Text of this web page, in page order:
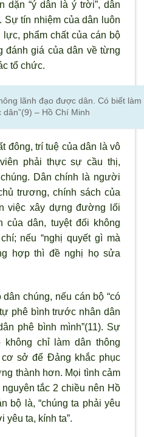
dặn “ý dân là ý trời”, dân
Sự tín nhiệm của dân luôn
phẩm chất của cán bộ
đánh giá của dân về từng
tổ chức.
lãnh đạo được dân. Có biết làm
– Hồ Chí Minh
đông, trí tuệ của dân là vô
phải thực sự cầu thị,
Dân chính là người
trương, chính sách của
việc xây dựng đường lối
của dân, tuyệt đối không
nếu “nghị quyết gì mà
hợp thì đề nghị họ sửa
chúng, nếu cán bộ “có
phê bình trước nhân dân
phê bình mình”(11). Sự
chỉ làm dân thông
ơ sở để Đảng khắc phục
thành hơn. Mọi tình cảm
tắc 2 chiều nên Hồ
bộ là, “chúng ta phải yêu
yêu ta, kính ta”.